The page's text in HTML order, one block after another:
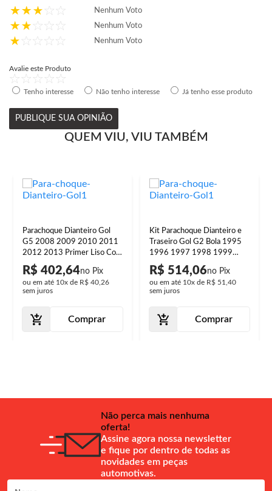
Nenhum Voto
Nenhum Voto
Nenhum Voto
Avalie este Produto
Tenho interesse Não tenho interesse Já tenho esse produto
PUBLIQUE SUA OPINIÃO
QUEM VIU, VIU TAMBÉM
Parachoque Dianteiro Gol
G5 2008 2009 2010 2011
2012 2013 Primer Liso Com
Furo Milha
R$ 402,64
ou em até 10x de R$ 40,26
sem juros
Comprar
Kit Parachoque Dianteiro e
Traseiro Gol G2 Bola 1995
1996 1997 1998 1999
Preto Texturizado Sem Furo
Milha
R$ 514,06
ou em até 10x de R$ 51,40
sem juros
Comprar
Não perca mais nenhuma
oferta!
Assine agora nossa newsletter
e fique por dentro de todas as
novidades em peças
automotivas.